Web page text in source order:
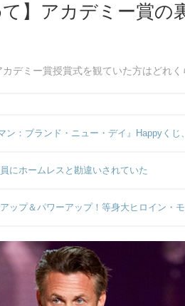
て】アカデミー賞
デミー賞授賞式を観ていた方はどれ
：ブランド・ニュー・デイ』Happyくじ
にホームレスと勘違いされていた
ップ＆パワーアップ！等身大ヒロイン・